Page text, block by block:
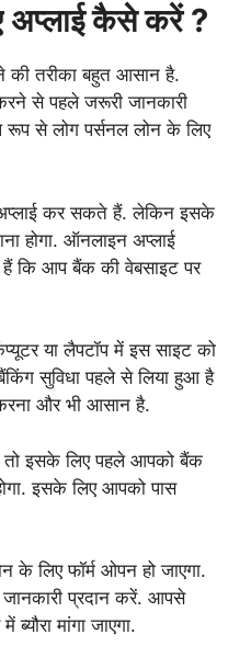
अप्लाई कैसे करें ?
की तरीका बहुत आसान है.
से पहले जरूरी जानकारी
से लोग पर्सनल लोन के लिए
कर सकते हैं. लेकिन इसके
होगा. ऑनलाइन अप्लाई
कि आप बैंक की वेबसाइट पर
या लैपटॉप में इस साइट को
सुविधा पहले से लिया हुआ है
और भी आसान है.
तो इसके लिए पहले आपको बैंक
इसके लिए आपको पास
के लिए फॉर्म ओपन हो जाएगा.
प्रदान करें. आपसे
मांगा जाएगा.